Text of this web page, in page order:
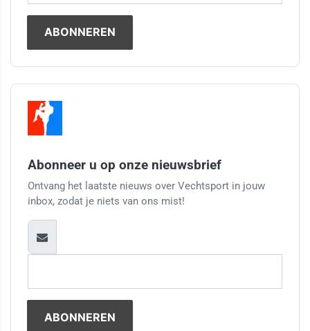
Abonneer u op onze nieuwsbrief
Ontvang het laatste nieuws over Vechtsport in jouw
inbox, zodat je niets van ons mist!